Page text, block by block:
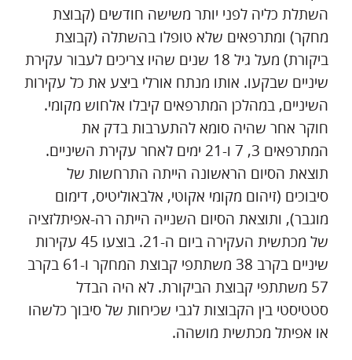
השתלת כליה לפני יותר משישה חודשים (קבוצת
מחקר) ומתרפאים שלא טופלו בהשתלה (קבוצת
ביקורת) מעל גיל 18 שנים שהיו צריכים לעבור עקירת
שיניים שבקעו. אותו מנתח אורלי ביצע את כל עקירות
השיניים, במהלכן המתרפאים קיבלו אלחוש מקומי.
חוקר אחר שהיה סומא להתערבות בדק את
המתרפאים 3, 7 ו-21 ימים לאחר עקירת השיניים.
תוצאת הסיום הראשונה הייתה התרחשות של
סיבוכים (זיהום מקומי אקוטי, אלבאוליטיס, דימום
מוגבר), ותוצאת הסיום השנייה הייתה רה-אפיתלזציה
של מכתשית העקירה ביום ה-21. בוצעו 45 עקירות
שיניים בקרב 38 משתתפי קבוצת המחקר ו-61 בקרב
57 משתתפי קבוצת הביקורת. לא היה הבדל
סטטיסטי בין הקבוצות לגבי שכיחות של סיבוך כלשהו
או אפיתל מכתשית מושהה.